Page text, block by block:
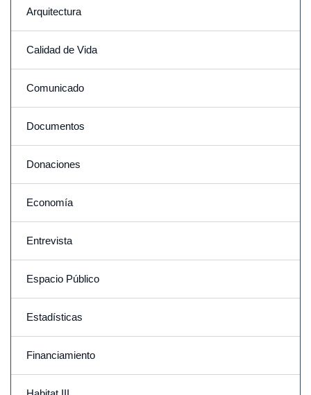
Arquitectura
Calidad de Vida
Comunicado
Documentos
Donaciones
Economía
Entrevista
Espacio Público
Estadísticas
Financiamiento